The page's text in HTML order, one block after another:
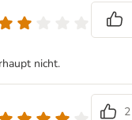
nicht.
2